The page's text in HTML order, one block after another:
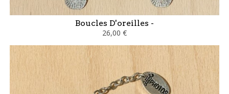
Boucles D'oreilles -
26,00 €